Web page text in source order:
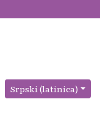
Srpski (latinica)